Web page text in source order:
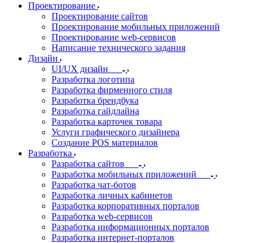
Проектирование
Проектирование сайтов
Проектирование мобильных приложений
Проектирование web-сервисов
Написание технического задания
Дизайн
UI/UX дизайн
Разработка логотипа
Разработка фирменного стиля
Разработка брендбука
Разработка гайдлайна
Разработка карточек товара
Услуги графического дизайнера
Создание POS материалов
Разработка
Разработка сайтов
Разработка мобильных приложений
Разработка чат-ботов
Разработка личных кабинетов
Разработка корпоративных порталов
Разработка web-сервисов
Разработка информационных порталов
Разработка интернет-порталов